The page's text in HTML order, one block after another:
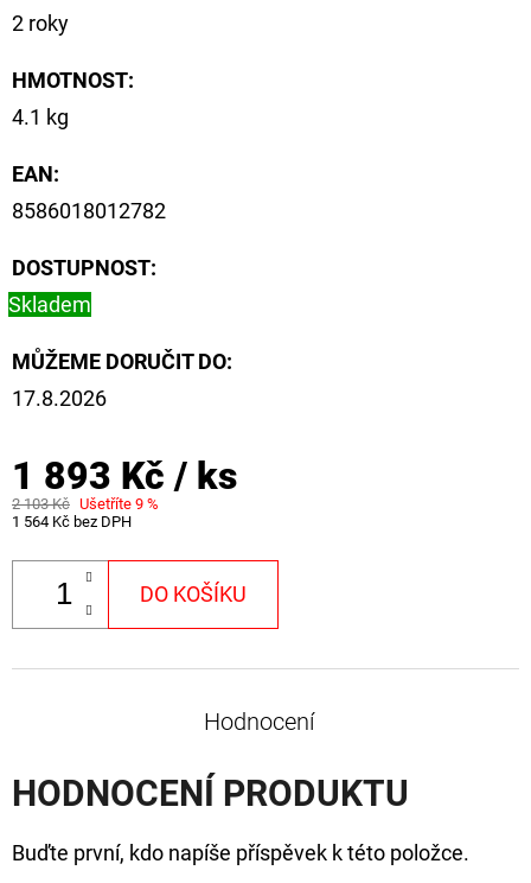
2 roky
HMOTNOST:
4.1 kg
EAN:
8586018012782
DOSTUPNOST:
Skladem
MŮŽEME DORUČIT DO:
17.8.2026
1 893 Kč / ks
2 103 Kč Ušetříte 9 %
1 564 Kč bez DPH
DO KOŠÍKU
Hodnocení
HODNOCENÍ PRODUKTU
Buďte první, kdo napíše příspěvek k této položce.